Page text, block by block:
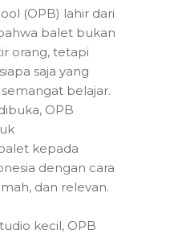
(OPB) lahir dari
balet bukan
orang, tetapi
saja yang
belajar.
OPB
kepada
dengan cara
dan relevan.
kecil, OPB